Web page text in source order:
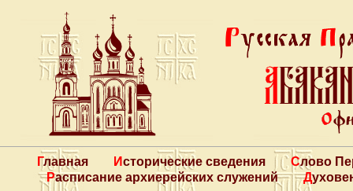
Главная Исторические сведения
Слово
Расписание архиерейских служений